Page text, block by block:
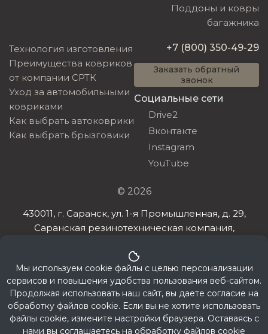
Поддоны и ковры
багажника
Технология изготовления
Преимущества ковриков
от компании СРТК
Уход за автомобильными
ковриками
Как выбрать автоковрики
Как выбрать брызговики
+7 (800) 350-49-29
Заказать обратный
звонок
Социальные сети
Drive2
Вконтакте
Instagram
YouTube
© 2026
430011, г. Саранск, ул. 1-я Промышленная, д. 29,
Саранская резинотехническая компания,
Мы используем cookie файлы с целью персонализации
сервисов и повышения удобства пользования веб-сайтом.
Продолжая использовать наш сайт, вы даете согласие на
обработку файлов cookie. Если вы не хотите использовать
файлы cookie, измените настройки браузера. Оставаясь с
нами вы соглашаетесь на обработку файлов cookie